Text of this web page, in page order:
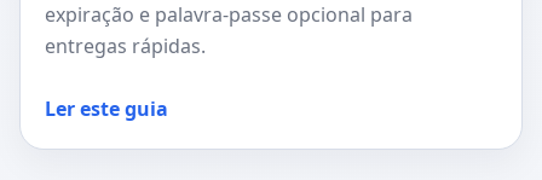
expiração e palavra-passe opcional para
entregas rápidas.
Ler este guia